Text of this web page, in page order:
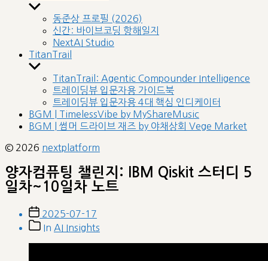
Show
sub
menu
동준상 프로필 (2026)
신간: 바이브코딩 항해일지
NextAI Studio
TitanTrail
Show
sub
menu
TitanTrail: Agentic Compounder Intelligence
트레이딩뷰 입문자용 가이드북
트레이딩뷰 입문자용 4대 핵심 인디케이터
BGM | TimelessVibe by MyShareMusic
BGM | 썸머 드라이브 재즈 by 야채상회 Vege Market
© 2026 nextplatform
양자컴퓨팅 챌린지: IBM Qiskit 스터디 5
일차~10일차 노트
Post
date
2025-07-17
PostIn AI Insights